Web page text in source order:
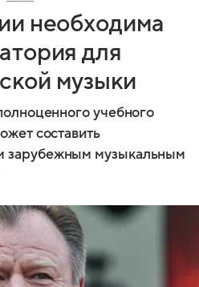
необходима
для
музыки
учебного
составить
зарубежным музыкальным